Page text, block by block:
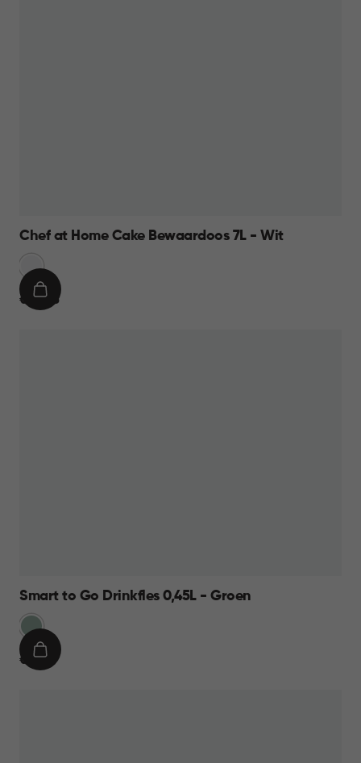
Chef at Home Cake Bewaardoos 7L - Wit
Wit
€
€ 10,95
IN
Smart to Go Drinkfles 0,45L - Groen
Groen
€
€ 8,95
IN